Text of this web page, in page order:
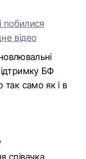
побилися
відео
БФ
само як і в
співачка